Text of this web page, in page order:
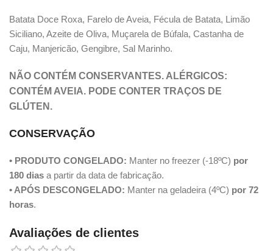
Batata Doce Roxa, Farelo de Aveia, Fécula de Batata, Limão
Siciliano, Azeite de Oliva, Muçarela de Búfala, Castanha de
Caju, Manjericão, Gengibre, Sal Marinho.
NÃO CONTÉM CONSERVANTES. ALÉRGICOS:
CONTÉM AVEIA. PODE CONTER TRAÇOS DE
GLÚTEN.
CONSERVAÇÃO
• PRODUTO CONGELADO: Manter no freezer (-18ºC) por
180 dias a partir da data de fabricação.
• APÓS DESCONGELADO: Manter na geladeira (4ºC) por 72
horas.
Avaliações de clientes